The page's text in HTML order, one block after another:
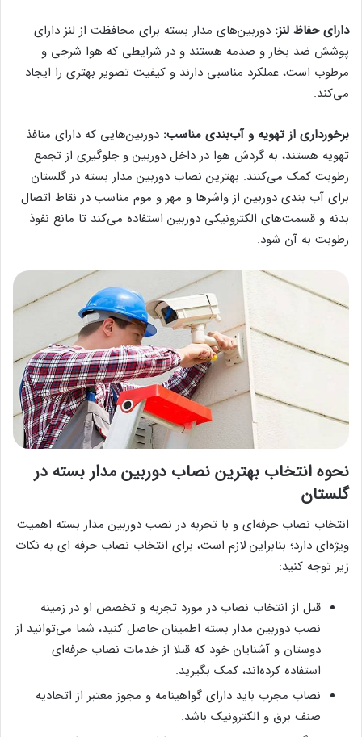
دارای حفاظ لنز: دوربین‌های مدار بسته برای محافظت از لنز دارای
پوشش ضد بخار و صدمه هستند و در شرایطی که هوا شرجی و
مرطوب است، عملکرد مناسبی دارند و کیفیت تصویر بهتری را ایجاد
می‌کند.
برخورداری از تهویه و آب‌بندی مناسب: دوربین‌هایی که دارای منافذ
تهویه هستند، به گردش هوا در داخل دوربین و جلوگیری از تجمع
رطوبت کمک می‌کنند. بهترین نصاب دوربین مدار بسته در گلستان
برای آب بندی دوربین از واشرها و مهر و موم مناسب در نقاط اتصال
بدنه و قسمت‌های الکترونیکی دوربین استفاده می‌کند تا مانع نفوذ
رطوبت به آن شود.
نحوه انتخاب بهترین نصاب دوربین مدار بسته در
گلستان
انتخاب نصاب حرفه‌ای و با تجربه در نصب دوربین مدار بسته اهمیت
ویژه‌ای دارد؛ بنابراین لازم است، برای انتخاب نصاب حرفه ای به نکات
زیر توجه کنید:
قبل از انتخاب نصاب در مورد تجربه و تخصص او در زمینه
نصب دوربین مدار بسته اطمینان حاصل کنید، شما می‌توانید از
دوستان و آشنایان خود که قبلا از خدمات نصاب حرفه‌ای
استفاده کرده‌اند، کمک بگیرید.
نصاب مجرب باید دارای گواهینامه و مجوز معتبر از اتحادیه
صنف برق و الکترونیک باشد.